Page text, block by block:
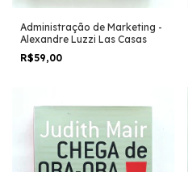
Administração de Marketing -
Alexandre Luzzi Las Casas
R$59,00